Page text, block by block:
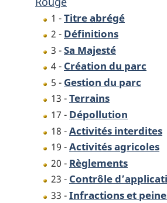
1 -Titre abrégé
2 - Définitions
3 -Sa Majesté
4 - Création du parc
5 - Gestion du parc
13 -Terrains
17 - Dépollution
18 -Activités interdites
19 -Activités agricoles
20 - Règlements
23 - Contrôle
33 -Infractions et